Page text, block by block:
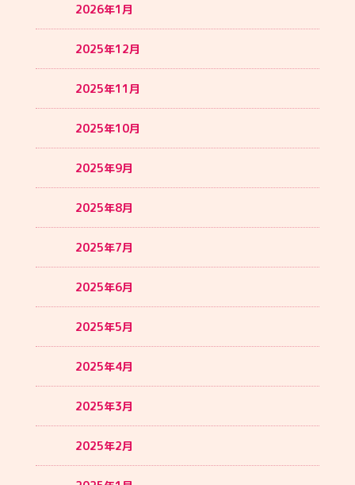
2026年1月
2025年12月
2025年11月
2025年10月
2025年9月
2025年8月
2025年7月
2025年6月
2025年5月
2025年4月
2025年3月
2025年2月